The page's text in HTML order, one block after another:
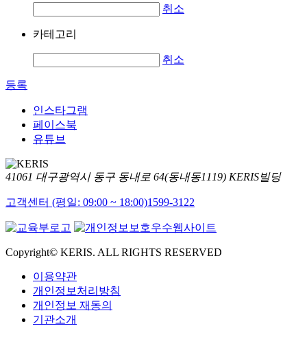
취소
카테고리
취소
등록
인스타그램
페이스북
유튜브
41061 대구광역시 동구 동내로 64(동내동1119) KERIS빌딩
고객센터 (평일: 09:00 ~ 18:00)1599-3122
Copyright© KERIS. ALL RIGHTS RESERVED
이용약관
개인정보처리방침
개인정보 재동의
기관소개